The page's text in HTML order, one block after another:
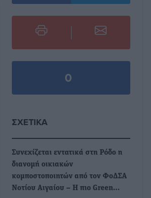
0
ΣΧΕΤΙΚΆ
Συνεχίζεται εντατικά στη Ρόδο η
διανομή οικιακών
κομποστοποιητών από τον ΦοΔΣΑ
Νοτίου Αιγαίου – Η πιο Green…